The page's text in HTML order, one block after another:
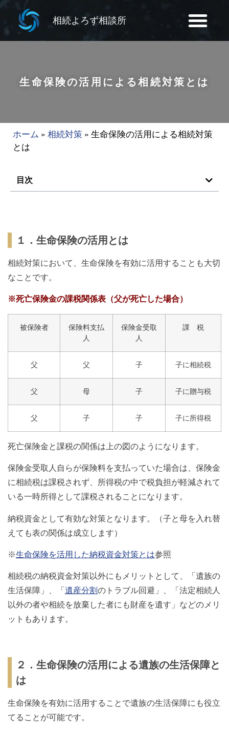
相続よろず相談所
生命保険の活用による相続対策とは
ホーム » 相続対策 » 生命保険の活用による相続対策
とは
目次
１．生命保険の活用とは
相続対策において、生命保険を有効に活用することも大切
なことです。
※死亡保険金の課税関係表（父が死亡した場合）
被保険者
保険料支払
人
保険金受取
人
課 税
父 父 子 子に相続税
父 母 子 子に贈与税
父 子 子 子に所得税
死亡保険金と課税の関係は上の図のようになります。
保険金受取人自らが保険料を支払っていた場合は、保険金
に相続税は課税されず、所得税の中で税負担が軽減されて
いる一時所得として課税されることになります。
納税資金として有効な対策となります。（子と母を入れ替
えても表の関係は成立します）
※生命保険を活用した納税資金対策とは参照
相続税の納税資金対策以外にもメリットとして、「遺族の
生活保障」、「 遺産分割のトラブル回避」、「法定相続人
以外の者や相続を放棄した者にも財産を遺す」などのメリ
ットもあります。
２．生命保険の活用による遺族の生活保障と
は
生命保険を有効に活用することで遺族の生活保障にも役立
てることが可能です。